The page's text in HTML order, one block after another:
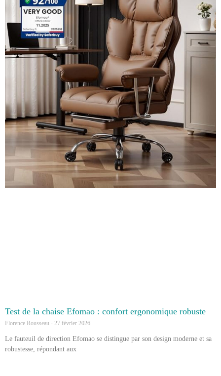
Test de la chaise Efomao : confort ergonomique robuste
Florence Rousseau 27 février 2026
Le fauteuil de direction Efomao se distingue par son design moderne et sa
robustesse, répondant aux